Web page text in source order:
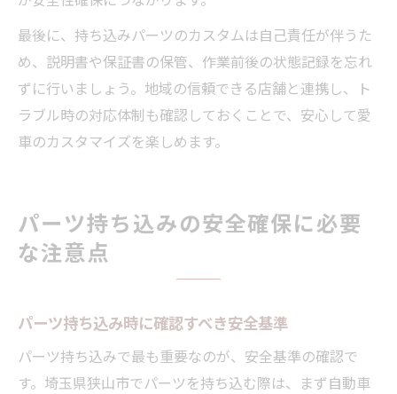
最後に、持ち込みパーツのカスタムは自己責任が伴うた
め、説明書や保証書の保管、作業前後の状態記録を忘れ
ずに行いましょう。地域の信頼できる店舗と連携し、ト
ラブル時の対応体制も確認しておくことで、安心して愛
車のカスタマイズを楽しめます。
パーツ持ち込みの安全確保に必要
な注意点
パーツ持ち込み時に確認すべき安全基準
パーツ持ち込みで最も重要なのが、安全基準の確認で
す。埼玉県狭山市でパーツを持ち込む際は、まず自動車